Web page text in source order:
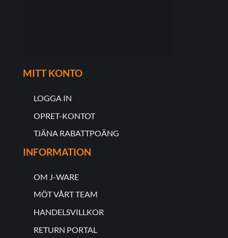
MITT KONTO
LOGGA IN
OPRET-KONTOT
TJÄNA RABATTPOÄNG
INFORMATION
OM J-WARE
MÖT VÅRT TEAM
HANDELSVILLKOR
RETURN PORTAL